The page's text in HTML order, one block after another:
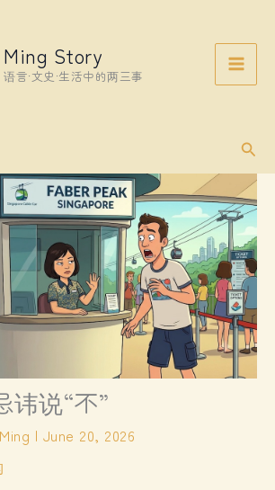
Ming Story
语言·文史·生活中的两三事
讳说“不”
Ming | June 20, 2026